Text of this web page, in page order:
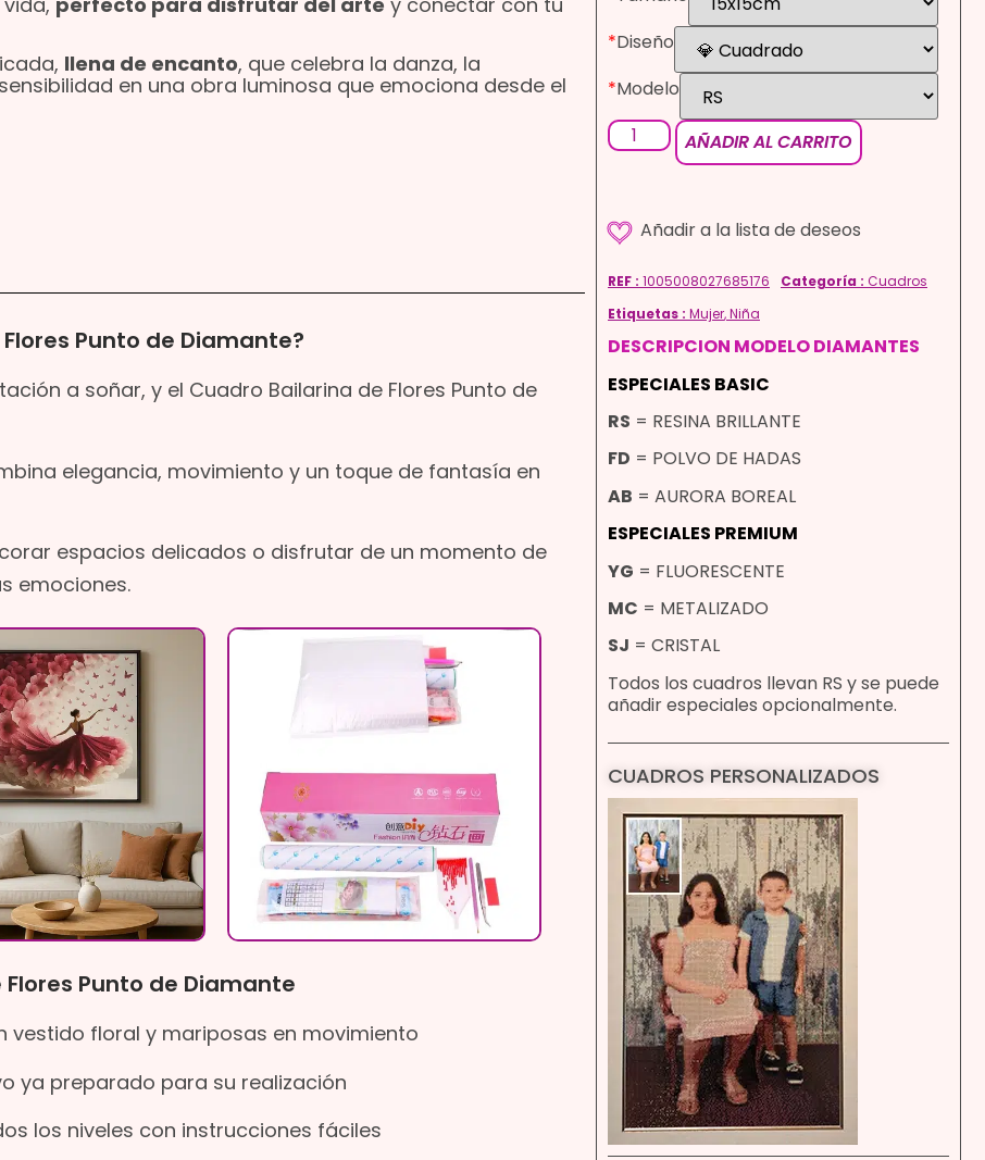
llena de encanto, que celebra la danza, la
en una obra luminosa que emociona desde el
Punto de Diamante?
a soñar, y el Cuadro Bailarina de Flores Punto de
elegancia, movimiento y un toque de fantasía en
espacios delicados o disfrutar de un momento de
emociones.
Punto de Diamante
vestido floral y mariposas en movimiento
ya preparado para su realización
los niveles con instrucciones fáciles
*Diseño
*Modelo
AÑADIR AL CARRITO
REF : 1005008027685176 Categoría : Cuadros
Etiquetas : Mujer,Niña
DESCRIPCION MODELO DIAMANTES
ESPECIALES BASIC
RS = RESINA BRILLANTE
FD = POLVO DE HADAS
AB = AURORA BOREAL
ESPECIALES PREMIUM
YG = FLUORESCENTE
MC = METALIZADO
SJ = CRISTAL
Todos los cuadros llevan RS y se puede
añadir especiales opcionalmente.
CUADROS PERSONALIZADOS